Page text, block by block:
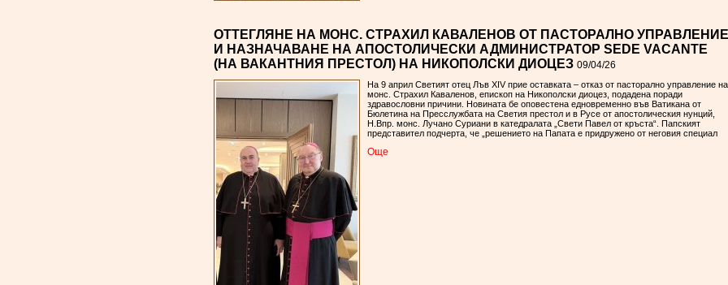
ОТТЕГЛЯНЕ НА МОНС. СТРАХИЛ КАВАЛЕНОВ ОТ ПАСТОРАЛНО УПРАВЛЕНИЕ
И НАЗНАЧАВАНЕ НА АПОСТОЛИЧЕСКИ АДМИНИСТРАТОР SEDE VACANTE
(НА ВАКАНТНИЯ ПРЕСТОЛ) НА НИКОПОЛСКИ ДИОЦЕЗ 09/04/26
На 9 април Светият отец Лъв XIV прие оставката – отказ от пасторално управление на
монс. Страхил Каваленов, епископ на Никополски диоцез, подадена поради
здравословни причини. Новината бе оповестена едновременно във Ватикана от
Бюлетина на Пресслужбата на Светия престол и в Русе от апостолическия нунций,
Н.Впр. монс. Лучано Суриани в катедралата „Свети Павел от кръста“. Папският
представител подчерта, че „решението на Папата е придружено от неговия специал
Oще